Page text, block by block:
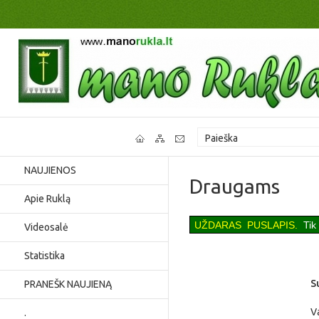
NAUJIENOS
Apie Ruklą
Videosalė
Statistika
PRANEŠK NAUJIENĄ
.
Draugams
UŽDARAS PUSLAPIS.